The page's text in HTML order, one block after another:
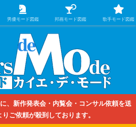
＆香水】を徹底的に分析するファッション＆ア
界人のための学習サイト
、新作発表会・内覧会・コンサル依頼を送
ご依頼が殺到しております。
男優モード図鑑 邦画モード図鑑 歌手モード図鑑